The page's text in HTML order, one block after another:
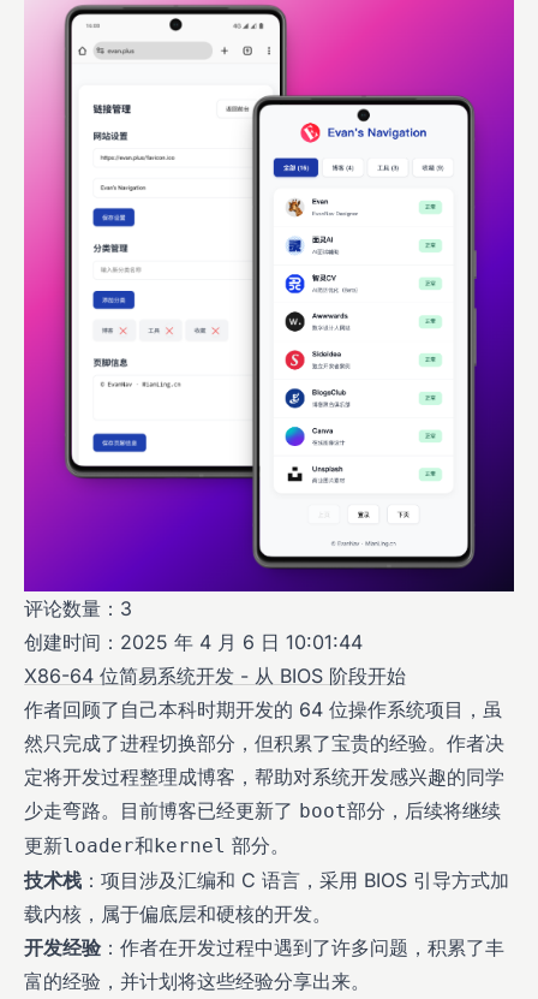
评论数量：3
创建时间：2025 年 4 月 6 日 10:01:44
X86-64 位简易系统开发 - 从 BIOS 阶段开始
作者回顾了自己本科时期开发的 64 位操作系统项目，虽
然只完成了进程切换部分，但积累了宝贵的经验。作者决
定将开发过程整理成博客，帮助对系统开发感兴趣的同学
少走弯路。目前博客已经更新了 boot部分，后续将继续
更新loader和kernel 部分。
技术栈 ：项目涉及汇编和 C 语言，采用 BIOS 引导方式加
载内核，属于偏底层和硬核的开发。
开发经验 ：作者在开发过程中遇到了许多问题，积累了丰
富的经验，并计划将这些经验分享出来。